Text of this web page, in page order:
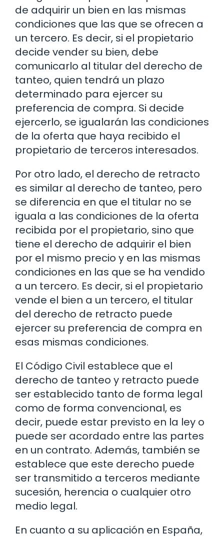
de adquirir un bien en las mismas
condiciones que las que se ofrecen a
un tercero. Es decir, si el propietario
decide vender su bien, debe
comunicarlo al titular del derecho de
tanteo, quien tendrá un plazo
determinado para ejercer su
preferencia de compra. Si decide
ejercerlo, se igualarán las condiciones
de la oferta que haya recibido el
propietario de terceros interesados.
Por otro lado, el derecho de retracto
es similar al derecho de tanteo, pero
se diferencia en que el titular no se
iguala a las condiciones de la oferta
recibida por el propietario, sino que
tiene el derecho de adquirir el bien
por el mismo precio y en las mismas
condiciones en las que se ha vendido
a un tercero. Es decir, si el propietario
vende el bien a un tercero, el titular
del derecho de retracto puede
ejercer su preferencia de compra en
esas mismas condiciones.
El Código Civil establece que el
derecho de tanteo y retracto puede
ser establecido tanto de forma legal
como de forma convencional, es
decir, puede estar previsto en la ley o
puede ser acordado entre las partes
en un contrato. Además, también se
establece que este derecho puede
ser transmitido a terceros mediante
sucesión, herencia o cualquier otro
medio legal.
En cuanto a su aplicación en España,